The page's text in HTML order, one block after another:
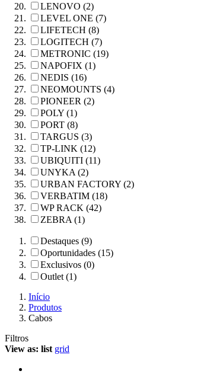
LENOVO (2)
LEVEL ONE (7)
LIFETECH (8)
LOGITECH (7)
METRONIC (19)
NAPOFIX (1)
NEDIS (16)
NEOMOUNTS (4)
PIONEER (2)
POLY (1)
PORT (8)
TARGUS (3)
TP-LINK (12)
UBIQUITI (11)
UNYKA (2)
URBAN FACTORY (2)
VERBATIM (18)
WP RACK (42)
ZEBRA (1)
Destaques (9)
Oportunidades (15)
Exclusivos (0)
Outlet (1)
Início
Produtos
Cabos
Filtros
View as: list grid